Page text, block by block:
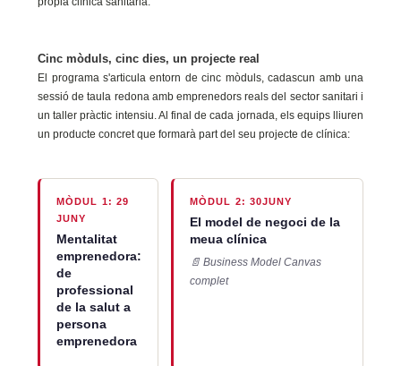
Cinc mòduls, cinc dies, un projecte real
El programa s'articula entorn de cinc mòduls, cadascun amb una
sessió de taula redona amb emprenedors reals del sector sanitari i
un taller pràctic intensiu. Al final de cada jornada, els equips lliuren
un producte concret que formarà part del seu projecte de clínica:
MÒDUL 1: 29
JUNY
Mentalitat
emprenedora:
de
professional
de la salut a
persona
emprenedora
MÒDUL 2: 30JUNY
El model de negoci de la
meua clínica
📄 Business Model Canvas
complet